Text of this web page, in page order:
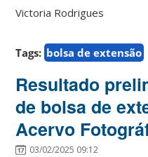
Victoria Rodrigues
Tags: bolsa de extensão
Resultado
de bolsa de
Acervo
03/02/2025 09:12